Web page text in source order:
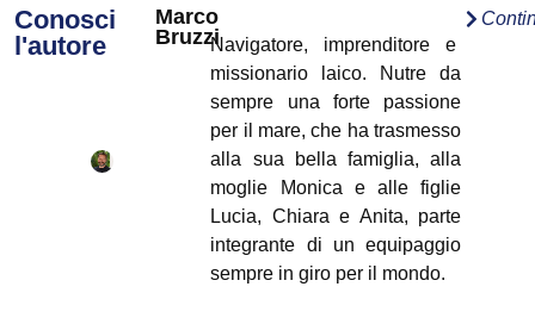
Conosci
l'autore
Marco
BruzziNavigatore, imprenditore e
missionario laico. Nutre da
sempre una forte passione
per il mare, che ha trasmesso
alla sua bella famiglia, alla
moglie Monica e alle figlie
Lucia, Chiara e Anita, parte
integrante di un equipaggio
sempre in giro per il mondo.